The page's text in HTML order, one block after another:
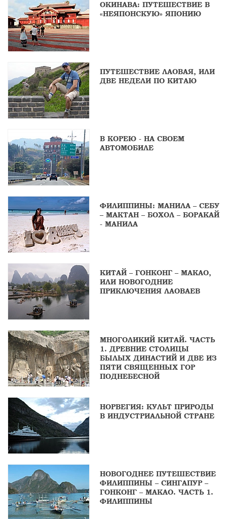
ОКИНАВА: ПУТЕШЕСТВИЕ В
«НЕЯПОНСКУЮ» ЯПОНИЮ
ПУТЕШЕСТВИЕ ЛАОВАЯ, ИЛИ
ДВЕ НЕДЕЛИ ПО КИТАЮ
В КОРЕЮ - НА СВОЕМ
АВТОМОБИЛЕ
ФИЛИППИНЫ: МАНИЛА – СЕБУ
– МАКТАН – БОХОЛ – БОРАКАЙ
- МАНИЛА
КИТАЙ – ГОНКОНГ – МАКАО,
ИЛИ НОВОГОДНИЕ
ПРИКЛЮЧЕНИЯ ЛАОВАЕВ
МНОГОЛИКИЙ КИТАЙ. ЧАСТЬ
1. ДРЕВНИЕ СТОЛИЦЫ
БЫЛЫХ ДИНАСТИЙ И ДВЕ ИЗ
ПЯТИ СВЯЩЕННЫХ ГОР
ПОДНЕБЕСНОЙ
НОРВЕГИЯ: КУЛЬТ ПРИРОДЫ
В ИНДУСТРИАЛЬНОЙ СТРАНЕ
НОВОГОДНЕЕ ПУТЕШЕСТВИЕ
ФИЛИППИНЫ – СИНГАПУР –
ГОНКОНГ – МАКАО. ЧАСТЬ 1.
ФИЛИППИНЫ